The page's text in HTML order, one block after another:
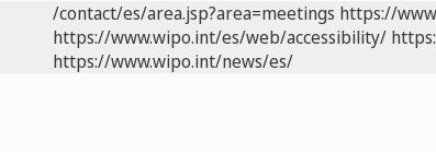
/contact/es/area.jsp?area=meetings https://
https://www.wipo.int/es/web/accessibility/
https://www.wipo.int/news/es/